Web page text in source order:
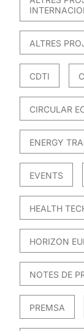
ALTRES
CDTI
CIRCULAR
ENERGY
EVENTS
HEALTH
HORIZON
NOTES DE
PREMSA